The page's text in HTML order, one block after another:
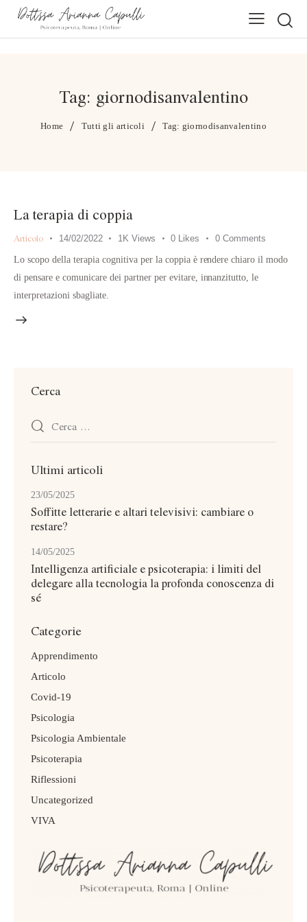
Tag: giornodisanvalentino
Home Tutti gli articoli Tag: giornodisanvalentino
La terapia di coppia
Articolo 14/02/2022 1K Views 0 Likes 0 Comments
Lo scopo della terapia cognitiva per la coppia è rendere chiaro il modo
di pensare e comunicare dei partner per evitare, innanzitutto, le
interpretazioni sbagliate.
Cerca
Ricerca
Ultimi articoli
23/05/2025
Soffitte letterarie e altari televisivi: cambiare o
restare?
14/05/2025
Intelligenza artificiale e psicoterapia: i limiti del
delegare alla tecnologia la profonda conoscenza di
sé
Categorie
Apprendimento
Articolo
Covid-19
Psicologia
Psicologia Ambientale
Psicoterapia
Riflessioni
Uncategorized
VIVA